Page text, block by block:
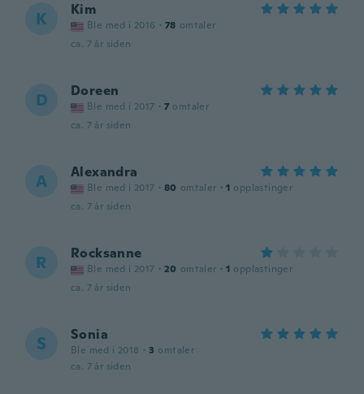
K Kim
Ble med i 2016 · 78 omtaler
ca. 7 år siden
D Doreen
Ble med i 2017 · 7 omtaler
ca. 7 år siden
A Alexandra
Ble med i 2017 · 80 omtaler · 1 opplastinger
ca. 7 år siden
R Rocksanne
Ble med i 2017 · 20 omtaler · 1 opplastinger
ca. 7 år siden
S Sonia
Ble med i 2018 · 3 omtaler
ca. 7 år siden